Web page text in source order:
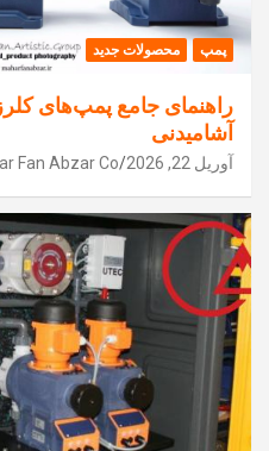
پمپ محصولات جدید
راهنمای جامع پمپ‌های
آشامیدنی
آوریل 22, 2026 Fan Abzar Co